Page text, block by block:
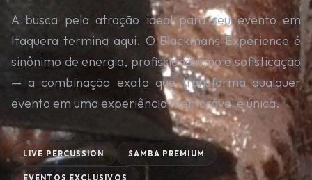
A busca pela atração ideal para seu evento em
Itaquera termina aqui. O Blackmans Experience é
sinônimo de energia, profissionalismo e sofisticação
— a combinação exata que transforma qualquer
evento em uma experiência memorável e única.
LIVE PERCUSSION SAMBA PREMIUM
EVENTOS EXCLUSIVOS